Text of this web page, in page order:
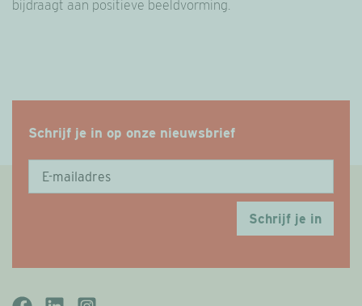
bijdraagt aan positieve beeldvorming.
Schrijf je in op onze nieuwsbrief
Schrijf je in